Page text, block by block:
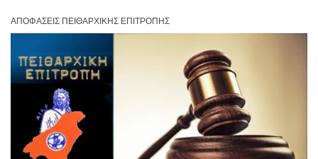
ΑΠΟΦΆΣΕΙΣ ΠΕΙΘΑΡΧΙΚΉΣ ΕΠΙΤΡΟΠΉΣ